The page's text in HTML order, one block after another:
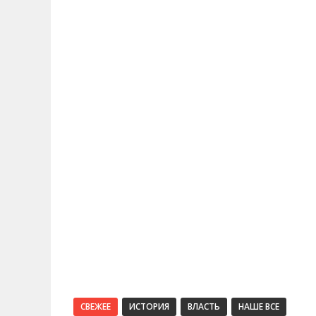
СВЕЖЕЕ ИСТОРИЯ ВЛАСТЬ НАШЕ ВСЕ